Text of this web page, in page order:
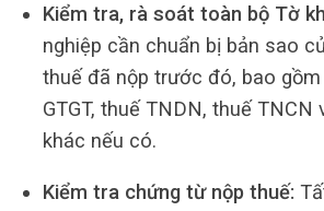
Kiểm tra, rà soát toàn bộ Tờ
nghiệp cần chuẩn bị bản sao
thuế đã nộp trước đó, bao
GTGT, thuế TNDN, thuế
khác nếu có.
Kiểm tra chứng từ nộp thuế: